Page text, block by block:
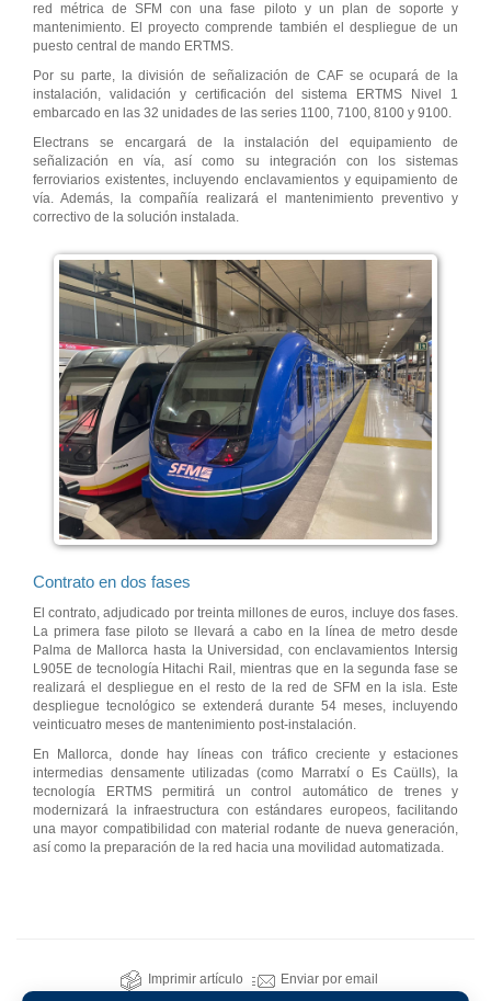
red métrica de SFM con una fase piloto y un plan de soporte y
mantenimiento. El proyecto comprende también el despliegue de un
puesto central de mando ERTMS.
Por su parte, la división de señalización de CAF se ocupará de la
instalación, validación y certificación del sistema ERTMS Nivel 1
embarcado en las 32 unidades de las series 1100, 7100, 8100 y 9100.
Electrans se encargará de la instalación del equipamiento de
señalización en vía, así como su integración con los sistemas
ferroviarios existentes, incluyendo enclavamientos y equipamiento de
vía. Además, la compañía realizará el mantenimiento preventivo y
correctivo de la solución instalada.
Contrato en dos fases
El contrato, adjudicado por treinta millones de euros, incluye dos fases.
La primera fase piloto se llevará a cabo en la línea de metro desde
Palma de Mallorca hasta la Universidad, con enclavamientos Intersig
L905E de tecnología Hitachi Rail, mientras que en la segunda fase se
realizará el despliegue en el resto de la red de SFM en la isla. Este
despliegue tecnológico se extenderá durante 54 meses, incluyendo
veinticuatro meses de mantenimiento post-instalación.
En Mallorca, donde hay líneas con tráfico creciente y estaciones
intermedias densamente utilizadas (como Marratxí o Es Caülls), la
tecnología ERTMS permitirá un control automático de trenes y
modernizará la infraestructura con estándares europeos, facilitando
una mayor compatibilidad con material rodante de nueva generación,
así como la preparación de la red hacia una movilidad automatizada.
Imprimir artículo Enviar por email